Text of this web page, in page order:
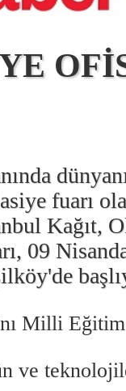
fuarı
Kağıt,
09
Milli Eğitim
ve